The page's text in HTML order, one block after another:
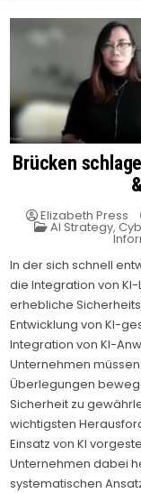
Brücken
Elizabeth Press
Posted
AI Strategy,
In der sich schnell
die Integration von
erhebliche
Entwicklung von KI-
Integration von KI-
Unternehmen
Überlegungen
Sicherheit zu
wichtigsten
Einsatz von KI
Unternehmen dabei
systematischen